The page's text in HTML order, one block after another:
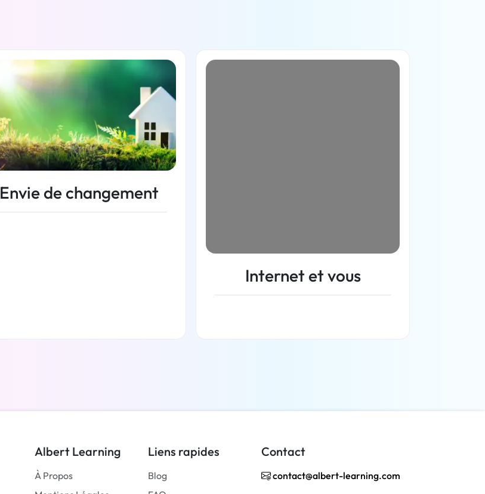
Envie de changement
Internet et vous
Albert Learning
À Propos
Liens rapides
Blog
Contact
contact@albert-learning.com